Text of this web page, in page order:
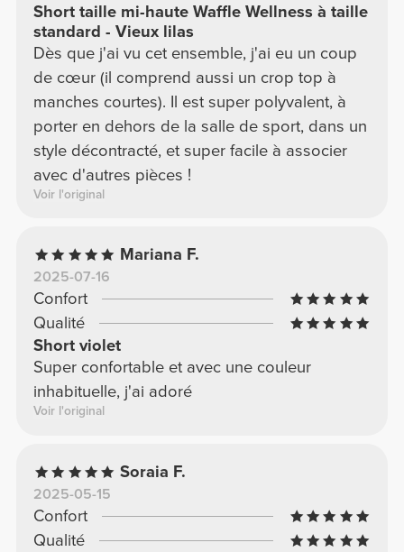
Short taille mi-haute Waffle Wellness à taille
standard - Vieux lilas
Dès que j'ai vu cet ensemble, j'ai eu un coup
de cœur (il comprend aussi un crop top à
manches courtes). Il est super polyvalent, à
porter en dehors de la salle de sport, dans un
style décontracté, et super facile à associer
avec d'autres pièces !
Voir l'original
Mariana F.
2025-07-16
Confort
Qualité
Short violet
Super confortable et avec une couleur
inhabituelle, j'ai adoré
Voir l'original
Soraia F.
2025-05-15
Confort
Qualité